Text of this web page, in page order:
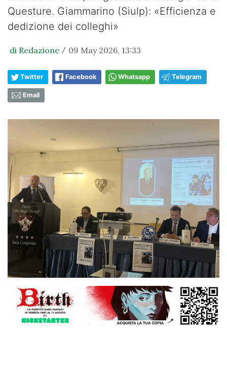
Questure. Giammarino (Siulp): «Efficienza e
dedizione dei colleghi»
di Redazione / 09 May 2026, 13:33
Twitter Facebook Whatsapp Telegram
Email